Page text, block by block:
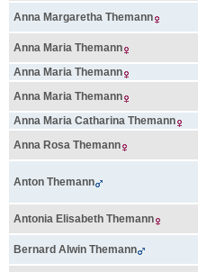
Anna Margaretha Themann
Anna Maria Themann
Anna Maria Themann
Anna Maria Themann
Anna Maria Catharina Themann
Anna Rosa Themann
Anton Themann
Antonia Elisabeth Themann
Bernard Alwin Themann